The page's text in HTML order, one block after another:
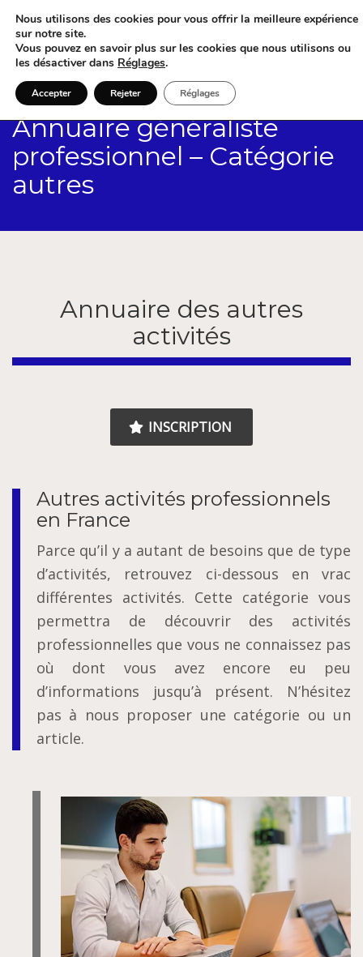
Annuaire généraliste
professionnel – Catégorie
autres
Annuaire des autres
activités
INSCRIPTION
Autres activités professionnels
en France
Parce qu’il y a autant de besoins que de type
d’activités, retrouvez ci-dessous en vrac
différentes activités. Cette catégorie vous
permettra de découvrir des activités
professionnelles que vous ne connaissez pas
où dont vous avez encore eu peu
d’informations jusqu’à présent. N’hésitez
pas à nous proposer une catégorie ou un
article.
Nous utilisons des cookies pour vous offrir la meilleure expérience
sur notre site.
Vous pouvez en savoir plus sur les cookies que nous utilisons ou
les désactiver dans Réglages.
Accepter Rejeter Réglages